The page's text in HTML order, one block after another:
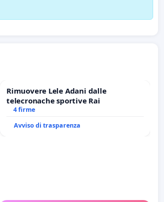
Rimuovere Lele Adani dalle
telecronache sportive Rai
4 firme
Avviso di trasparenza